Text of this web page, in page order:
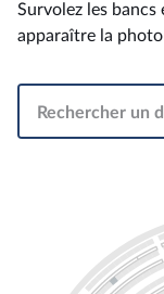
Survolez les
apparaître la
Rechercher un